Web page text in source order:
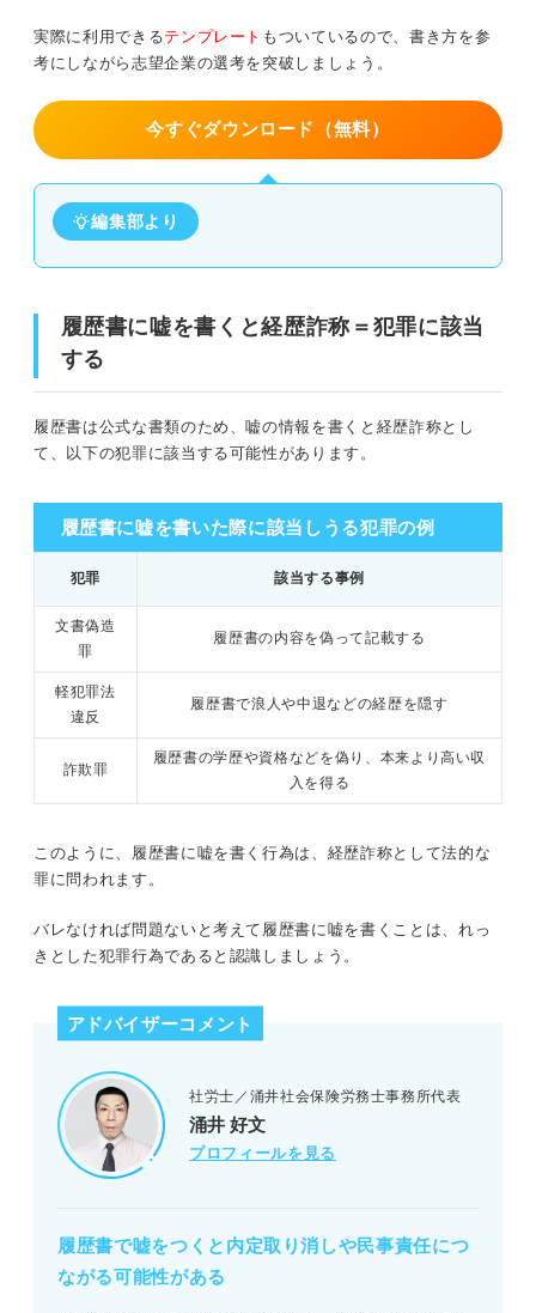
実際に利用できるテンプレート もついているので、書き方を参
考にしながら志望企業の選考を突破しましょう。
今すぐダウンロード（無料）
編集部より
履歴書に嘘を書くと経歴詐称＝犯罪に該当
する
履歴書は公式な書類のため、嘘の情報を書くと経歴詐称とし
て、以下の犯罪に該当する可能性があります。
犯罪 該当する事例
文書偽造
罪
履歴書の内容を偽って記載する
軽犯罪法
違反
履歴書で浪人や中退などの経歴を隠す
詐欺罪
履歴書の学歴や資格などを偽り、本来より高い収
入を得る
履歴書に嘘を書いた際に該当しうる犯罪の例
このように、履歴書に嘘を書く行為は、経歴詐称として法的な
罪に問われます。
バレなければ問題ないと考えて履歴書に嘘を書くことは、れっ
きとした犯罪行為であると認識しましょう。
アドバイザーコメント
社労士／涌井社会保険労務士事務所代表
涌井 好文
プロフィールを見る
履歴書で嘘をつくと内定取り消しや民事責任につ
ながる可能性がある